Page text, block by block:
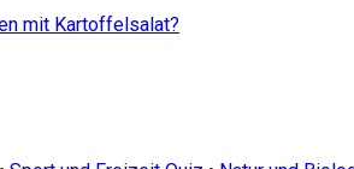
mit Kartoffelsalat?